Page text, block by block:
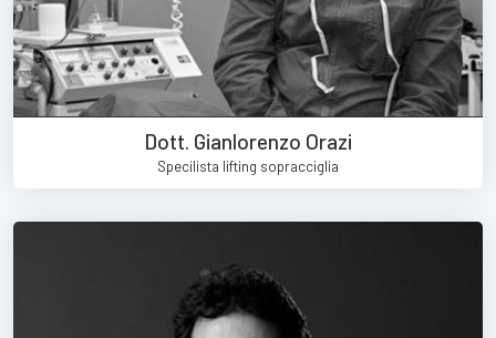
Dott. Gianlorenzo Orazi
Specilista lifting sopracciglia